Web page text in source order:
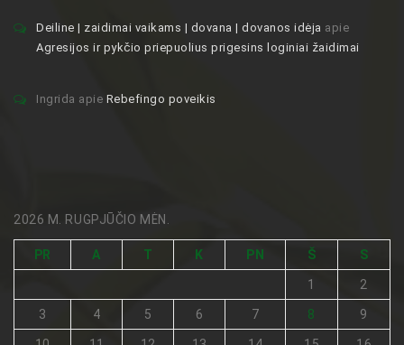
Deiline | zaidimai vaikams | dovana | dovanos idėja apie
Agresijos ir pykčio priepuolius prigesins loginiai žaidimai
Ingrida apie Rebefingo poveikis
2026 M. RUGPJŪČIO MĖN.
PR A T K PN Š S
1 2
3 4 5 6 7 8 9